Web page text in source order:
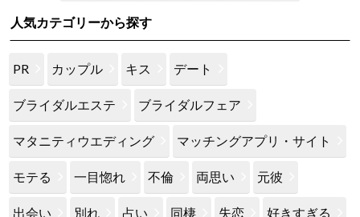
人気カテゴリーから探す
PR カップル キス デート
ブライダルエステ ブライダルフェア
マタニティウエディング マッチングアプリ・サイト
モテる 一目惚れ 不倫 両思い 元彼
出会い 別れ 占い 同棲 失恋 好きすぎる